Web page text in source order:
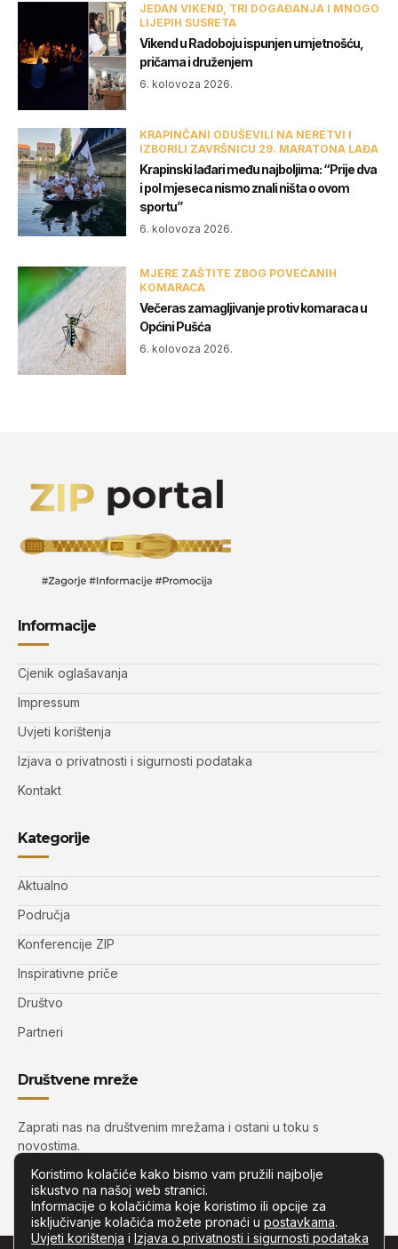
JEDAN VIKEND, TRI DOGAĐANJA I MNOGO
LIJEPIH SUSRETA
Vikend u Radoboju ispunjen umjetnošću,
pričama i druženjem
6. kolovoza 2026.
KRAPINČANI ODUŠEVILI NA NERETVI I
IZBORILI ZAVRŠNICU 29. MARATONA LAĐA
Krapinski lađari među najboljima: “Prije dva
i pol mjeseca nismo znali ništa o ovom
sportu”
6. kolovoza 2026.
MJERE ZAŠTITE ZBOG POVEĆANIH
KOMARACA
Večeras zamagljivanje protiv komaraca u
Općini Pušća
6. kolovoza 2026.
Informacije
Cjenik oglašavanja
Impressum
Uvjeti korištenja
Izjava o privatnosti i sigurnosti podataka
Kontakt
Kategorije
Aktualno
Područja
Konferencije ZIP
Inspirativne priče
Društvo
Partneri
Društvene mreže
Zaprati nas na društvenim mrežama i ostani u toku s
novostima.
Koristimo kolačiće kako bismo vam pružili najbolje
iskustvo na našoj web stranici.
Informacije o kolačićima koje koristimo ili opcije za
isključivanje kolačića možete pronaći u postavkama.
Uvjeti korištenja i Izjava o privatnosti i sigurnosti podataka